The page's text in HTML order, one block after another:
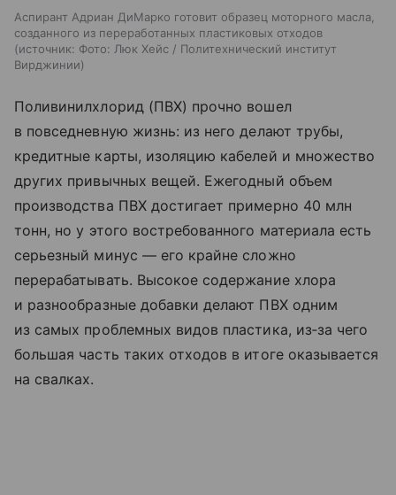
Аспирант Адриан ДиМарко готовит образец моторного масла,
созданного из переработанных пластиковых отходов
источник: Фото: Люк Хейс / Политехнический институт
Вирджинии
Поливинилхлорид (ПВХ) прочно вошел
в повседневную жизнь: из него делают трубы,
кредитные карты, изоляцию кабелей и множество
других привычных вещей. Ежегодный объем
производства ПВХ достигает примерно 40 млн
тонн, но у этого востребованного материала есть
серьезный минус — его крайне сложно
перерабатывать. Высокое содержание хлора
и разнообразные добавки делают ПВХ одним
из самых проблемных видов пластика, из‑за чего
большая часть таких отходов в итоге оказывается
на свалках.